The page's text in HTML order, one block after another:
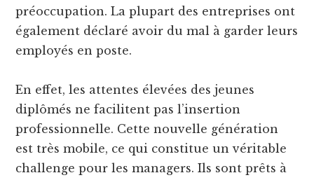
préoccupation. La plupart des entreprises ont
également déclaré avoir du mal à garder leurs
employés en poste.
En effet, les attentes élevées des jeunes
diplômés ne facilitent pas l’insertion
professionnelle. Cette nouvelle génération
est très mobile, ce qui constitue un véritable
challenge pour les managers. Ils sont prêts à